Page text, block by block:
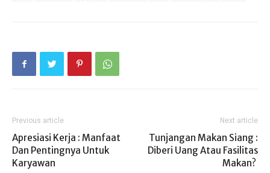
Previous article
Apresiasi Kerja : Manfaat
Dan Pentingnya Untuk
Karyawan
Next article
Tunjangan Makan Siang :
Diberi Uang Atau Fasilitas
Makan?